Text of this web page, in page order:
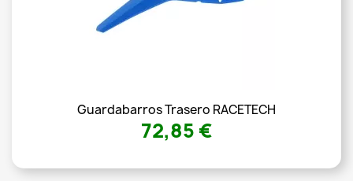
Guardabarros Trasero RACETECH
72,85 €